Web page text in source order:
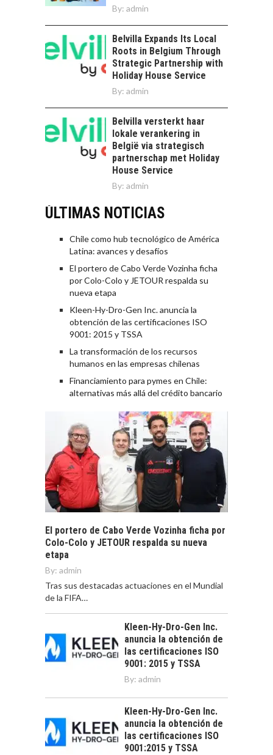
By: admin
Belvilla Expands Its Local
Roots in Belgium Through
Strategic Partnership with
Holiday House Service
By: admin
Belvilla versterkt haar
lokale verankering in
België via strategisch
partnerschap met Holiday
House Service
By: admin
ÚLTIMAS NOTICIAS
Chile como hub tecnológico de América
Latina: avances y desafíos
El portero de Cabo Verde Vozinha ficha
por Colo-Colo y JETOUR respalda su
nueva etapa
Kleen-Hy-Dro-Gen Inc. anuncia la
obtención de las certificaciones ISO
9001: 2015 y TSSA
La transformación de los recursos
humanos en las empresas chilenas
Financiamiento para pymes en Chile:
alternativas más allá del crédito bancario
El portero de Cabo Verde Vozinha ficha por
Colo-Colo y JETOUR respalda su nueva
etapa
By: admin
Tras sus destacadas actuaciones en el Mundial
de la FIFA…
Kleen-Hy-Dro-Gen Inc.
anuncia la obtención de
las certificaciones ISO
9001: 2015 y TSSA
By: admin
Kleen-Hy-Dro-Gen Inc.
anuncia la obtención de
las certificaciones ISO
9001:2015 y TSSA